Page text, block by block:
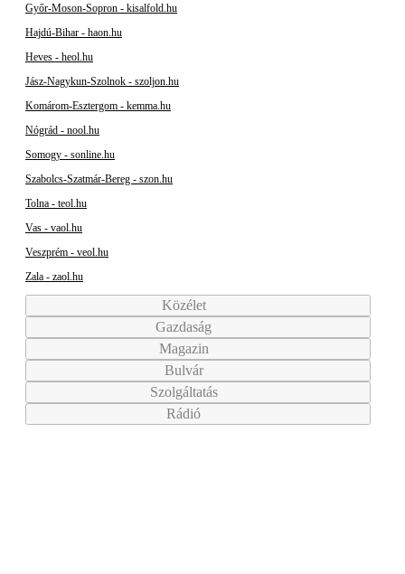
Győr-Moson-Sopron - kisalfold.hu
Hajdú-Bihar - haon.hu
Heves - heol.hu
Jász-Nagykun-Szolnok - szoljon.hu
Komárom-Esztergom - kemma.hu
Nógrád - nool.hu
Somogy - sonline.hu
Szabolcs-Szatmár-Bereg - szon.hu
Tolna - teol.hu
Vas - vaol.hu
Veszprém - veol.hu
Zala - zaol.hu
Közélet
Gazdaság
Magazin
Bulvár
Szolgáltatás
Rádió